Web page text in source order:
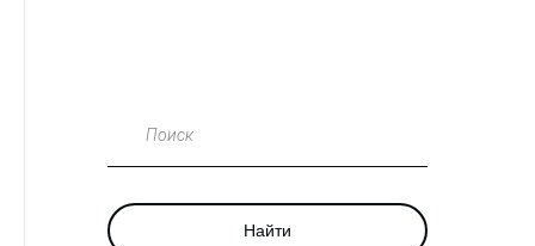
Поиск
Найти